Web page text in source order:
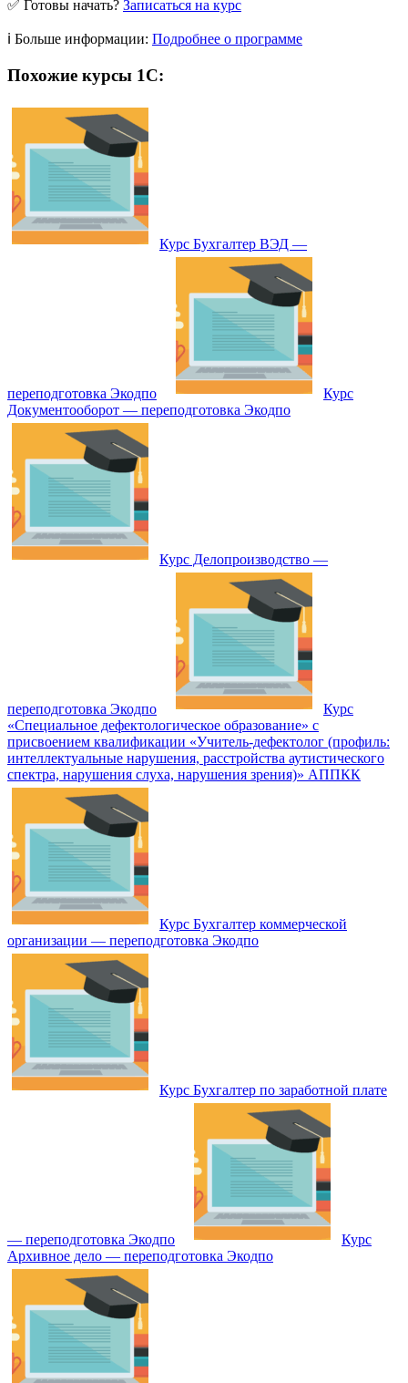
✅ Готовы начать? Записаться на курс
ℹ️ Больше информации: Подробнее о программе
Похожие курсы 1С:
Курс Бухгалтер ВЭД —
переподготовка Экодпо
Курс
Документооборот — переподготовка Экодпо
Курс Делопроизводство —
переподготовка Экодпо
Курс
«Специальное дефектологическое образование» с
присвоением квалификации «Учитель-дефектолог (профиль:
интеллектуальные нарушения, расстройства аутистического
спектра, нарушения слуха, нарушения зрения)» АППКК
Курс Бухгалтер коммерческой
организации — переподготовка Экодпо
Курс Бухгалтер по заработной плате
— переподготовка Экодпо
Курс
Архивное дело — переподготовка Экодпо